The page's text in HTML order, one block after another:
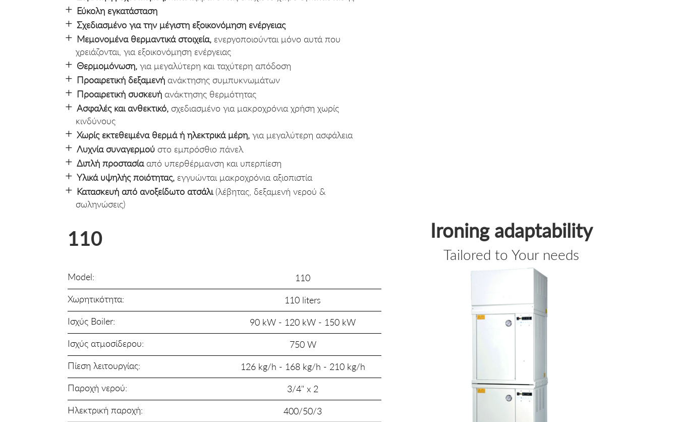
Εύκολη εγκατάσταση
Σχεδιασμένο για την μέγιστη εξοικονόμηση ενέργειας
Μεμονομένα θερμαντικά στοιχεία, ενεργοποιούνται μόνο αυτά που
χρειάζονται, για εξοικονόμηση ενέργειας
Θερμομόνωση, για μεγαλύτερη και ταχύτερη απόδοση
Προαιρετική δεξαμενή ανάκτησης συμπυκνωμάτων
Προαιρετική συσκευή ανάκτησης θερμότητας
Ασφαλές και ανθεκτικό, σχεδιασμένο για μακροχρόνια χρήση χωρίς
κινδύνους
Χωρίς εκτεθειμένα θερμά ή ηλεκτρικά μέρη, για μεγαλύτερη ασφάλεια
Λυχνία συναγερμού στο εμπρόσθιο πάνελ
Διπλή προστασίααπό υπερθέρμανση και υπερπίεση
Υλικά υψηλής ποιότητας, εγγυώνται μακροχρόνια αξιοπιστία
Κατασκευή από ανοξείδωτο ατσάλι(λέβητας, δεξαμενή νερού &
σωληνώσεις)
Ironing adaptability
Tailored to Your needs
110
Model:
Χωρητικότητα:
Ισχύς Boiler:
Ισχύς ατμοσίδερου:
Πίεση λειτουργίας:
Παροχή νερού:
Ηλεκτρική παροχή:
110
110 liters
90 kW - 120 kW - 150 kW
750 W
126 kg/h - 168 kg/h - 210 kg/h
3/4" x 2
400/50/3